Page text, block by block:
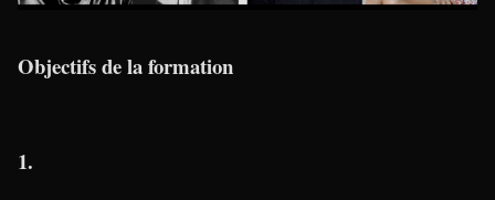
Objectifs de la formation
1.